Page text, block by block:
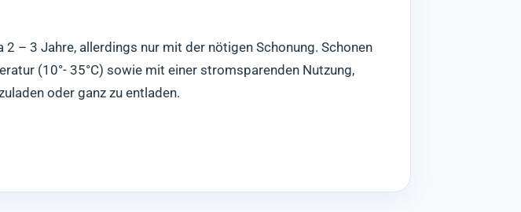
– 3 Jahre, allerdings nur mit der nötigen Schonung. Schonen
(10°- 35°C) sowie mit einer stromsparenden Nutzung,
oder ganz zu entladen.